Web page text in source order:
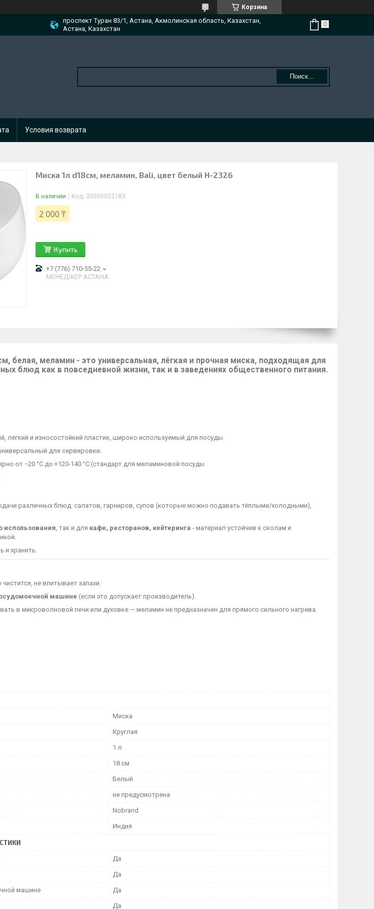
Корзина
проспект Туран 83/1, Астана, Акмолинская область, Казахстан,
Астана, Казахстан
Поиск...
Условия возврата
Миска 1л d18см, меламин, Bali, цвет белый H-2326
В наличии Код: 20000022183
2 000 ₸
Купить
+7 (776) 710-55-22
МЕНЕДЖЕР АСТАНА
белая, меламин - это универсальная, лёгкая и прочная миска, подходящая для
блюд как в повседневной жизни, так и в заведениях общественного питания.
лёгкий и износостойкий пластик, широко используемый для посуды.
для сервировки.
от −20 °C до +120-140 °C (стандарт для меламиновой посуды
различных блюд: салатов, гарниров, супов (которые можно подавать тёплыми/холодными),
использования, так и для кафе, ресторанов, кейтеринга - материал устойчив к сколам и
и хранить.
не впитывает запахи.
машине (если это допускает производитель).
в микроволновой печи или духовке — меламин не предназначен для прямого сильного нагрева.
Миска
Круглая
1 л
18 см
Белый
не предусмотрена
Nobrand
Индия
Да
Да
машине Да
Да